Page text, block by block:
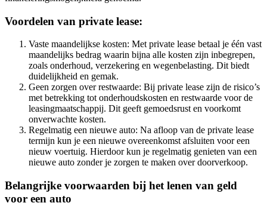
Voordelen van private lease:
Vaste maandelijkse kosten: Met private lease betaal je één vast
maandelijks bedrag waarin bijna alle kosten zijn inbegrepen,
zoals onderhoud, verzekering en wegenbelasting. Dit biedt
duidelijkheid en gemak.
Geen zorgen over restwaarde: Bij private lease zijn de risico’s
met betrekking tot onderhoudskosten en restwaarde voor de
leasingmaatschappij. Dit geeft gemoedsrust en voorkomt
onverwachte kosten.
Regelmatig een nieuwe auto: Na afloop van de private lease
termijn kun je een nieuwe overeenkomst afsluiten voor een
nieuw voertuig. Hierdoor kun je regelmatig genieten van een
nieuwe auto zonder je zorgen te maken over doorverkoop.
Belangrijke voorwaarden bij het lenen van geld
voor een auto